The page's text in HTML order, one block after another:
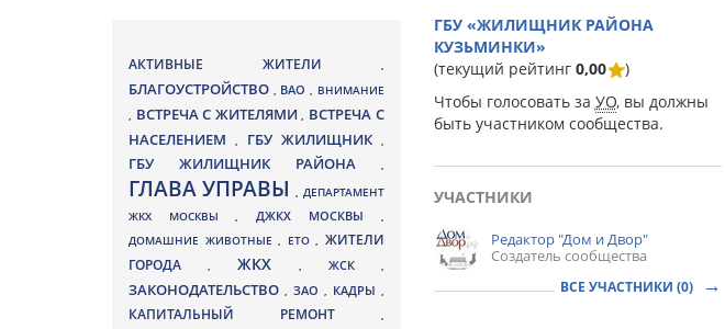
ГБУ «ЖИЛИЩНИК РАЙОНА
КУЗЬМИНКИ»
(текущий рейтинг 0,00
)
Чтобы голосовать за УО, вы должны
быть участником сообщества.
УЧАСТНИКИ
Редактор "Дом и Двор"
Создатель сообщества
ВСЕ УЧАСТНИКИ (0)
АКТИВНЫЕ ЖИТЕЛИ ,
БЛАГОУСТРОЙСТВО , ВАО , ВНИМАНИЕ
, ВСТРЕЧА С ЖИТЕЛЯМИ, ВСТРЕЧА С
НАСЕЛЕНИЕМ
, ГБУ ЖИЛИЩНИК ,
ГБУ ЖИЛИЩНИК РАЙОНА ,
ГЛАВА УПРАВЫ, ДЕПАРТАМЕНТ
ЖКХ МОСКВЫ,ДЖКХ МОСКВЫ ,
ДОМАШНИЕ ЖИВОТНЫЕ , ЕТО , ЖИТЕЛИ
ГОРОДА
, ЖКХ , ЖСК ,
ЗАКОНОДАТЕЛЬСТВО , ЗАО , КАДРЫ ,
КАПИТАЛЬНЫЙ РЕМОНТ ,